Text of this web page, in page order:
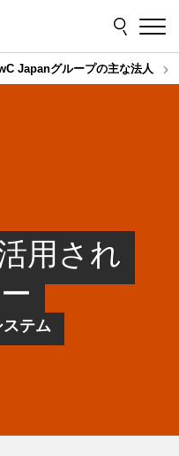
Japanグループの主な法人
用され
テム